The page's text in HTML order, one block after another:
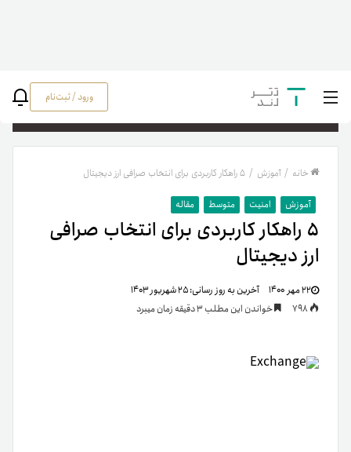
ورود / ثبت‌نام
خانه / آموزش / ۵ راهکار کاربردی برای انتخاب صرافی ارز دیجیتال
آموزش امنیت متوسط مقاله
۵ راهکار کاربردی برای انتخاب صرافی
ارز دیجیتال
۲۲ مهر ۱۴۰۰ آخرین به روز رسانی:۲۵ شهریور ۱۴۰۳
خواندن این مطلب 3 دقیقه زمان میبرد